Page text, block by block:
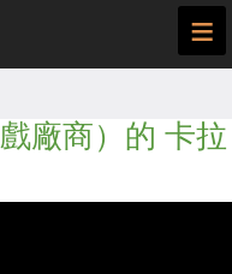
≡
廠商）的 卡